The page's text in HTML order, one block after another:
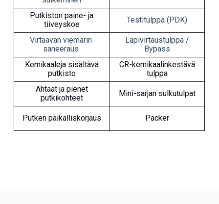
Putkiston paine- ja
tiiveyskoe
Testitulppa (PDK)
Virtaavan viemärin
saneeraus
Läpivirtaustulppa /
Bypass
Kemikaaleja sisältävä
putkisto
CR-kemikaalinkestävä
tulppa
Ahtaat ja pienet
putkikohteet
Mini-sarjan sulkutulpat
Putken paikalliskorjaus Packer